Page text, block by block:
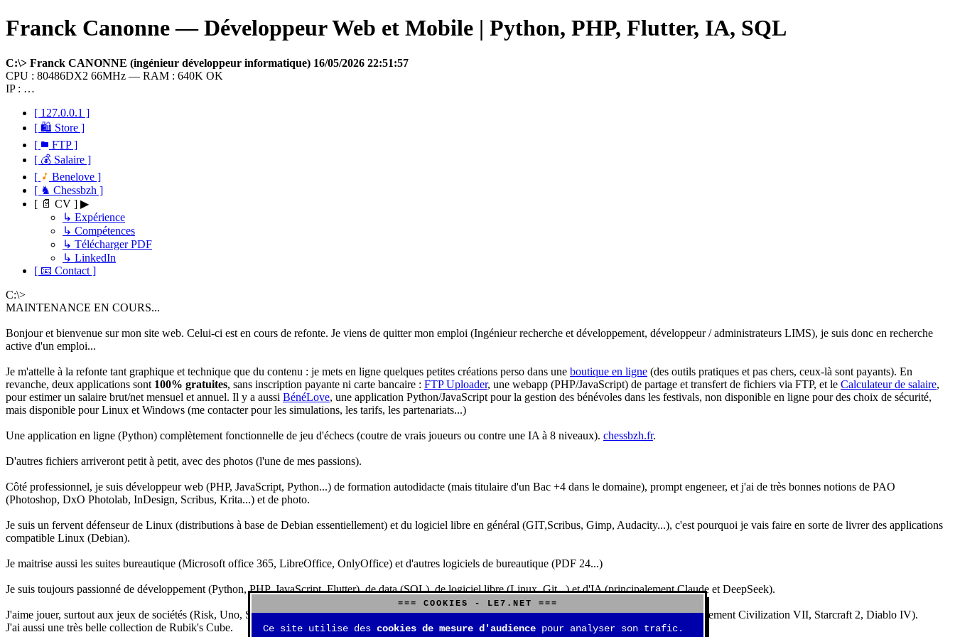
Franck Canonne — Développeur Web et Mobile | Python, PHP, Flutter, IA, SQL
C:\> Franck CANONNE (ingénieur développeur informatique) 16/05/2026 22:51:57
CPU : 80486DX2 66MHz — RAM : 640K OK
IP : …
[ 127.0.0.1 ]
[ 🛍 Store ]
[
FTP ]
[ 💰 Salaire ]
[
Benelove ]
[ ♞ Chessbzh ]
[ 📄 CV ] ▶
↳ Expérience
↳ Compétences
↳ Télécharger PDF
↳ LinkedIn
[ 📧 Contact ]
C:\>
MAINTENANCE EN COURS...
Bonjour et bienvenue sur mon site web. Celui-ci est en cours de refonte. Je viens de quitter mon emploi (Ingénieur recherche et développement, développeur / administrateurs LIMS), je suis donc en recherche
active d'un emploi...
Je m'attelle à la refonte tant graphique et technique que du contenu : je mets en ligne quelques petites créations perso dans une boutique en ligne (des outils pratiques et pas chers, ceux-là sont payants). En
revanche, deux applications sont 100% gratuites, sans inscription payante ni carte bancaire : FTP Uploader, une webapp (PHP/JavaScript) de partage et transfert de fichiers via FTP, et le Calculateur de salaire,
pour estimer un salaire brut/net mensuel et annuel. Il y a aussi BénéLove, une application Python/JavaScript pour la gestion des bénévoles dans les festivals, non disponible en ligne pour des choix de sécurité,
mais disponible pour Linux et Windows (me contacter pour les simulations, les tarifs, les partenariats...)
Une application en ligne (Python) complètement fonctionnelle de jeu d'échecs (coutre de vrais joueurs ou contre une IA à 8 niveaux). chessbzh.fr.
D'autres fichiers arriveront petit à petit, avec des photos (l'une de mes passions).
Côté professionnel, je suis développeur web (PHP, JavaScript, Python...) de formation autodidacte (mais titulaire d'un Bac +4 dans le domaine), prompt engeneer, et j'ai de très bonnes notions de PAO
(Photoshop, DxO Photolab, InDesign, Scribus, Krita...) et de photo.
Je suis un fervent défenseur de Linux (distributions à base de Debian essentiellement) et du logiciel libre en général (GIT,Scribus, Gimp, Audacity...), c'est pourquoi je vais faire en sorte de livrer des applications
compatible Linux (Debian).
Je maitrise aussi les suites bureautique (Microsoft office 365, LibreOffice, OnlyOffice) et d'autres logiciels de bureautique (PDF 24...)
Je suis toujours passionné de développement (Python, PHP, JavaScript, Flutter), de data (SQL), de logiciel libre (Linux, Git...) et d'IA (principalement Claude et DeepSeek).
J'aime jouer, surtout aux jeux de sociétés (Risk, Uno, Scrabble...), mais aussi aux jeux de stratégie (Echecs, Go, Quarto, Tock...) et aux jeux vidéos (essentiellement Civilization VII, Starcraft 2, Diablo IV).
J'ai aussi une très belle collection de Rubik's Cube.
=== COOKIES - LE7.NET ===
Ce site utilise des cookies de mesure d'audience pour analyser son trafic.